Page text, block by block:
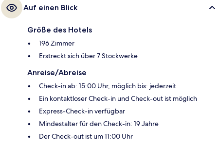
Auf einen Blick
Größe des Hotels
196 Zimmer
Erstreckt sich über 7 Stockwerke
Anreise/Abreise
Check-in ab: 15:00 Uhr, möglich bis: jederzeit
Ein kontaktloser Check-in und Check-out ist möglich
Express-Check-in verfügbar
Mindestalter für den Check-in: 19 Jahre
Der Check-out ist um 11:00 Uhr